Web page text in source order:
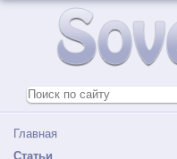
Главная
Статьи